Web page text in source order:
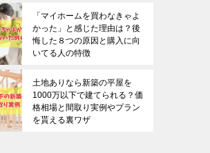
「マイホームを買わなきゃよ
かった」と感じた理由は？後
悔した８つの原因と購入に向
いてる人の特徴
土地ありなら新築の平屋を
1000万以下で建てられる？価
格相場と間取り実例やプラン
を貰える裏ワザ